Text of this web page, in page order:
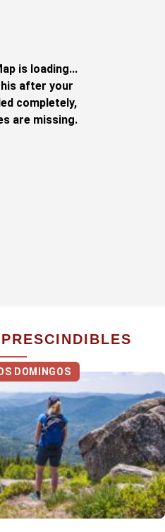
is loading...
after your
completely,
are missing.
DOMINGOS